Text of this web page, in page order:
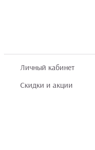
Личный кабинет
Скидки и акции